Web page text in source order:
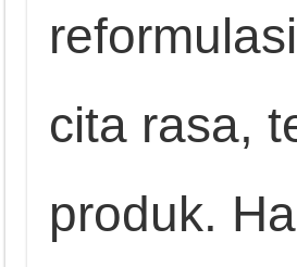
cita rasa,
produk.